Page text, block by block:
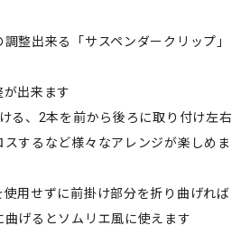
整出来る「サスペンダークリップ」
出来ます
る、2本を前から後ろに取り付け左右
するなど様々なアレンジが楽しめま
用せずに前掛け部分を折り曲げれば
げるとソムリエ風に使えます